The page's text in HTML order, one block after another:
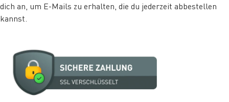
dich an, um E-Mails zu erhalten, die du jederzeit abbestellen
kannst.